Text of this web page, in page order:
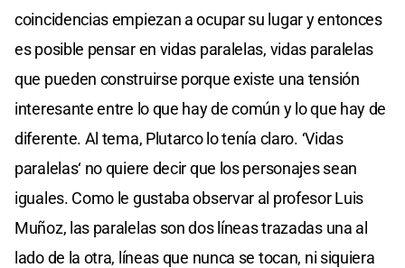
coincidencias empiezan a ocupar su lugar y entonces
es posible pensar en vidas paralelas, vidas paralelas
que pueden construirse porque existe una tensión
interesante entre lo que hay de común y lo que hay de
diferente. Al tema, Plutarco lo tenía claro. ‘Vidas
paralelas‘ no quiere decir que los personajes sean
iguales. Como le gustaba observar al profesor Luis
Muñoz, las paralelas son dos líneas trazadas una al
lado de la otra, líneas que nunca se tocan, ni siquiera